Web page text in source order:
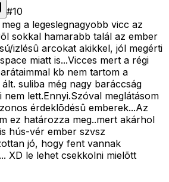
#10
a legeslegnagyobb vicc az
sokkal hamarabb talál az ember
izlésû arcokat akikkel, jól megérti
miatt is...Vicces mert a régi
kb nem tartom a
suliba még nagy baráccság
nem lett.Ennyi.Szóval meglátásom
érdeklõdésû emberek...Az
ez határozza meg..mert akárhol
hús-vér ember szvsz
jó, hogy fent vannak
XD le lehet csekkolni mielõtt